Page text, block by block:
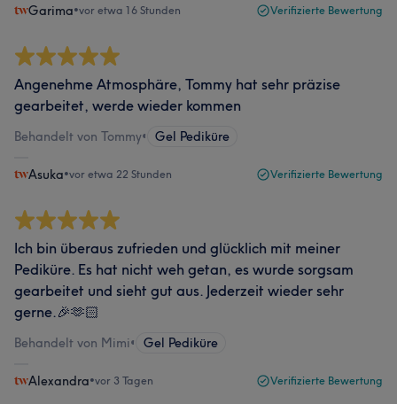
Garima•vor etwa 16 Stunden Verifizierte Bewertung
Angenehme Atmosphäre, Tommy hat sehr präzise
gearbeitet, werde wieder kommen
Behandelt von Tommy• Gel Pediküre
Asuka•vor etwa 22 Stunden Verifizierte Bewertung
Ich bin überaus zufrieden und glücklich mit meiner
Pediküre. Es hat nicht weh getan, es wurde sorgsam
gearbeitet und sieht gut aus. Jederzeit wieder sehr
gerne.🎉🫶🏻
Behandelt von Mimi• Gel Pediküre
Alexandra•vor 3 Tagen Verifizierte Bewertung